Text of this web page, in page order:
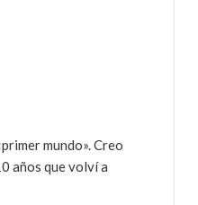
mundo». Creo
años que volví a